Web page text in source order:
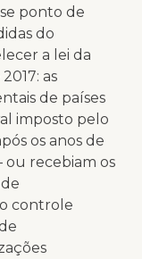
ponto de
do
a lei da
as
de países
imposto pelo
os anos de
recebiam os
controle